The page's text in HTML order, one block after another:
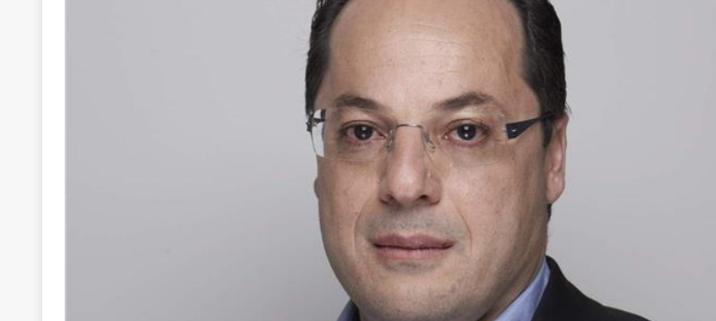
Μακάριος Λαζαρίδης: Έργο!
Θα ανήκεις όπου ανήκει το νερό
Η γενεαλογία του φασισμού: από τον Αντιδιαφωτισμό στον ψηφιακό Κοινωνικό Δαρβινισμό
Εφημερίδα «Εστία»: Όταν η δημοσιογραφία βάζει τα χέρια της και βγάζει τα μάτια της
Η συμφωνία πυρηνικής συνεργασίας ΗΠΑ-Σαουδικής Αραβίας
Τα γεγονότα της Τηλλυρίας και το Σχέδιο Άτσεσον
ΑΠΟΨΕΙΣ
Tηλεοπτικοί “Mega-Fiers”…
ΑΠΟΨΕΙΣ
Κώστας Τσουκαλάς: Αντιπολίτευση
ΠΡΟΒΟΛΕΣ
Ο Ιωάννης Μεταξάς και η 4η Αυγούστου: Πώς ένας αποτυχημένος κοινοβουλευτικός έγινε